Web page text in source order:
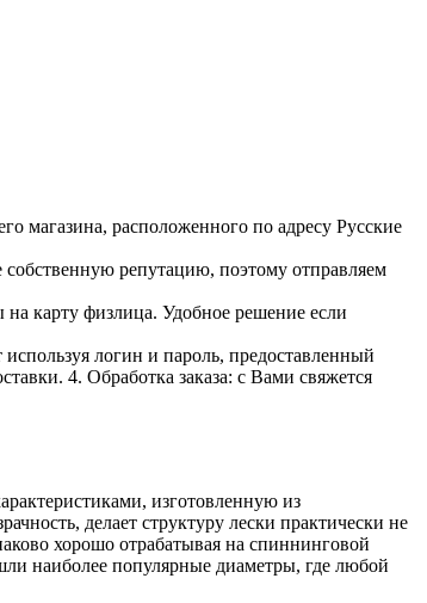
расположенного по адресу Русские
репутацию, поэтому отправляем
карту физлица. Удобное решение если
логин и пароль, предоставленный
4. Обработка заказа: с Вами свяжется
изготовленную из
делает структуру лески практически не
хорошо отрабатывая на спиннинговой
наиболее популярные диаметры, где любой